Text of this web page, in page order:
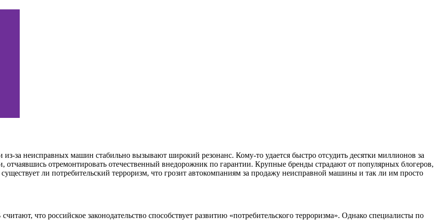
из-за неисправных машин стабильно вызывают широкий резонанс. Кому-то удается быстро отсудить десятки миллионов за
отчаявшись отремонтировать отечественный внедорожник по гарантии. Крупные бренды страдают от популярных блогеров,
ли потребительский терроризм, что грозит автокомпаниям за продажу неисправной машины и так ли им просто
считают, что российское законодательство способствует развитию «потребительского терроризма». Однако специалисты по